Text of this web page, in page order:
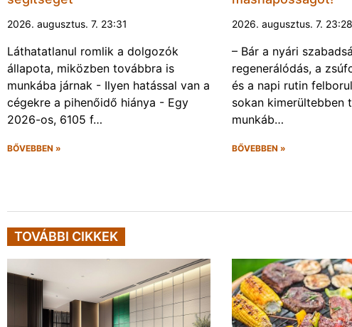
2026. augusztus. 7. 23:31
Láthatatlanul romlik a dolgozók
állapota, miközben továbbra is
munkába járnak - Ilyen hatással van a
cégekre a pihenőidő hiánya - Egy
2026-os, 6105 f…
BŐVEBBEN »
2026. augusztus. 7. 23:28
– Bár a nyári
regenerálódás, a
és a napi rutin
sokan kimerültebben
munkáb…
BŐVEBBEN »
TOVÁBBI CIKKEK